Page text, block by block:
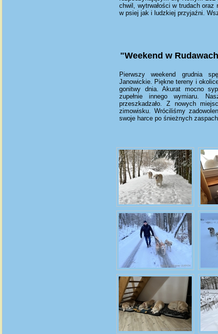
chwil, wytrwałości w trudach
w psiej jak i ludzkiej przyjaźni.
"Weekend w
Pierwszy weekend grudnia
Janowickie. Piękne tereny i
gonitwy dnia. Akurat mocno
zupełnie innego wymiaru.
przeszkadzało. Z nowych
zimowisku. Wróciliśmy
swoje harce po śnieżnych